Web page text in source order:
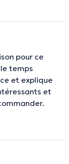
pour ce
temps
et explique
et